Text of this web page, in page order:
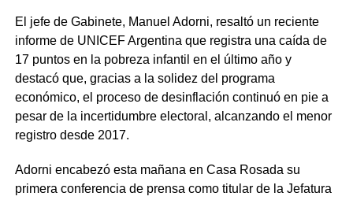
El jefe de Gabinete, Manuel Adorni, resaltó un reciente
informe de UNICEF Argentina que registra una caída de
17 puntos en la pobreza infantil en el último año y
destacó que, gracias a la solidez del programa
económico, el proceso de desinflación continuó en pie a
pesar de la incertidumbre electoral, alcanzando el menor
registro desde 2017.
Adorni encabezó esta mañana en Casa Rosada su
primera conferencia de prensa como titular de la Jefatura